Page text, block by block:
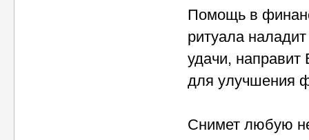
Помощь в
ритуала
удачи,
для улучшения
Снимет любую